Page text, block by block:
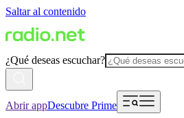
Saltar al contenido
¿Qué deseas escuchar?
Abrir appDescubre Prime